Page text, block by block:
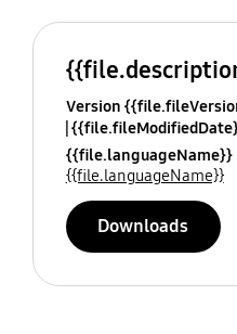
Version
{{file.languageName}}
{{file.languageName}}
Downloads